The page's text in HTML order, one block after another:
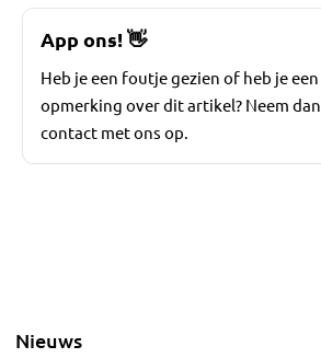
App ons!👋
Heb je een foutje gezien of heb je een
opmerking over dit artikel? Neem dan
contact met ons op.
Nieuws